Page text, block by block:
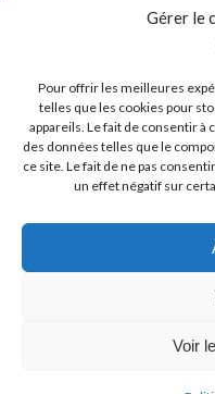
Gérer le
Pour offrir les meilleures
telles que les cookies pour
appareils. Le fait de consentir
des données telles que le
ce site. Le fait de ne pas
un effet négatif sur
Voir